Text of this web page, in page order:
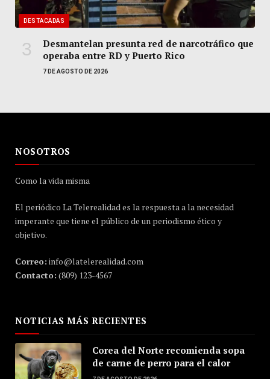
DESTACADAS
Desmantelan presunta red de narcotráfico que
operaba entre RD y Puerto Rico
7 DE AGOSTO DE 2026
NOSOTROS
Como la vida misma
El periódico La Telerealidad es la respuesta a la necesidad
imperante que tiene el público de un periodismo ético y
objetivo.
Correo: info@latelerealidad.com
Contacto: (809) 123-4567
NOTICIAS MÁS RECIENTES
Corea del Norte recomienda sopa
de carne de perro para el calor